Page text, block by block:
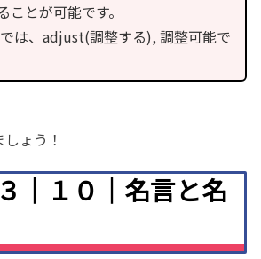
ことが可能です。
は、adjust(調整する), 調整可能で
ょう！
｜１０｜名言と名